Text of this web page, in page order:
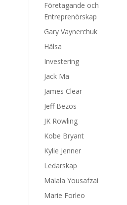
Företagande och
Entreprenörskap
Gary Vaynerchuk
Hälsa
Investering
Jack Ma
James Clear
Jeff Bezos
JK Rowling
Kobe Bryant
Kylie Jenner
Ledarskap
Malala Yousafzai
Marie Forleo